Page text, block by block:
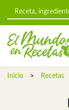
Inicio > Recetas